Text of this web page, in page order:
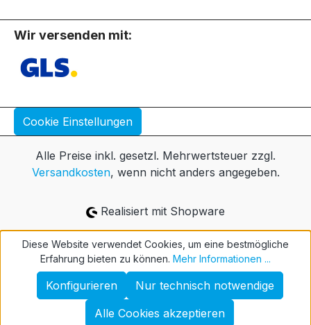
Wir versenden mit:
Cookie Einstellungen
Alle Preise inkl. gesetzl. Mehrwertsteuer zzgl.
Versandkosten, wenn nicht anders angegeben.
Realisiert mit Shopware
Diese Website verwendet Cookies, um eine bestmögliche
Erfahrung bieten zu können. Mehr Informationen ...
Nur technisch notwendige
Konfigurieren
Alle Cookies akzeptieren